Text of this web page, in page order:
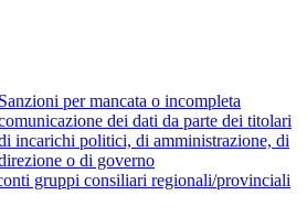
Sanzioni per mancata o incompleta
dei dati da parte dei titolari
incarichi politici, di amministrazione, di
o di governo
gruppi consiliari regionali/provinciali